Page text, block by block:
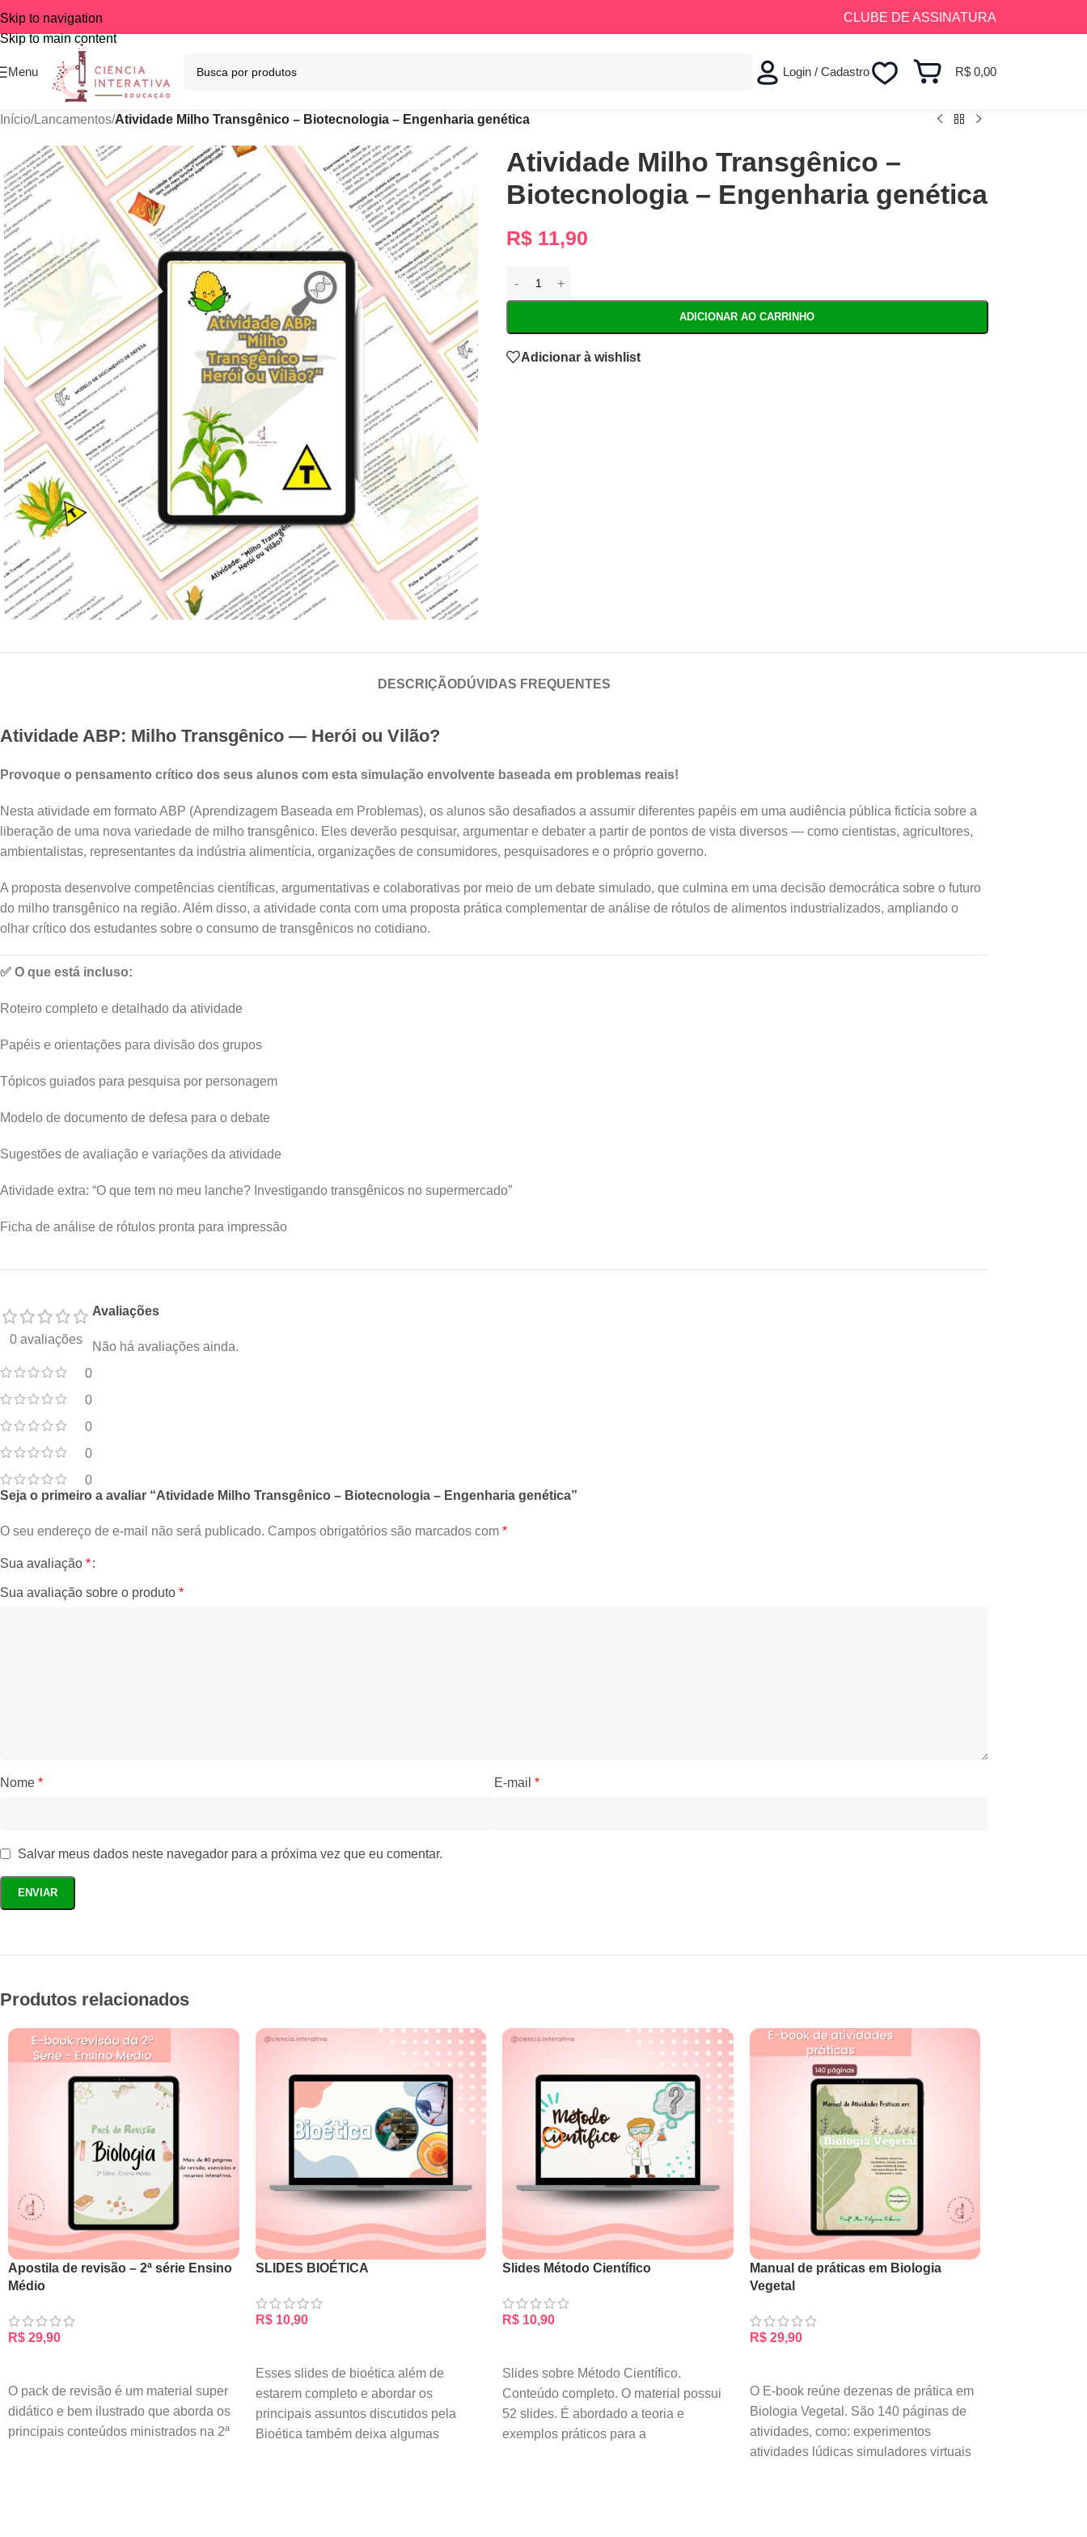
Skip to navigation
Skip to main content
CLUBE DE ASSINATURA
Menu Login / Cadastro R$ 0,00
Início/Lancamentos/Atividade Milho Transgênico – Biotecnologia – Engenharia genética
Atividade Milho Transgênico –
Biotecnologia – Engenharia genética
R$11,90
ADICIONAR AO CARRINHO
Adicionar à wishlist
DESCRIÇÃODÚVIDAS FREQUENTES
Atividade ABP: Milho Transgênico — Herói ou Vilão?
Provoque o pensamento crítico dos seus alunos com esta simulação envolvente baseada em problemas reais!
Nesta atividade em formato ABP (Aprendizagem Baseada em Problemas), os alunos são desafiados a assumir diferentes papéis em uma audiência pública fictícia sobre a
liberação de uma nova variedade de milho transgênico. Eles deverão pesquisar, argumentar e debater a partir de pontos de vista diversos — como cientistas, agricultores,
ambientalistas, representantes da indústria alimentícia, organizações de consumidores, pesquisadores e o próprio governo.
A proposta desenvolve competências científicas, argumentativas e colaborativas por meio de um debate simulado, que culmina em uma decisão democrática sobre o futuro
do milho transgênico na região. Além disso, a atividade conta com uma proposta prática complementar de análise de rótulos de alimentos industrializados, ampliando o
olhar crítico dos estudantes sobre o consumo de transgênicos no cotidiano.
✅ O que está incluso:
Roteiro completo e detalhado da atividade
Papéis e orientações para divisão dos grupos
Tópicos guiados para pesquisa por personagem
Modelo de documento de defesa para o debate
Sugestões de avaliação e variações da atividade
Atividade extra: “O que tem no meu lanche? Investigando transgênicos no supermercado”
Ficha de análise de rótulos pronta para impressão
0 avaliações
0
0
0
0
0
Avaliações
Não há avaliações ainda.
Seja o primeiro a avaliar “Atividade Milho Transgênico – Biotecnologia – Engenharia genética”
O seu endereço de e-mail não será publicado. Campos obrigatórios são marcados com *
Sua avaliação *
Sua avaliação sobre o produto *
Nome * E-mail *
Salvar meus dados neste navegador para a próxima vez que eu comentar.
Produtos relacionados
Apostila de revisão – 2ª série Ensino
Médio
R$ 29,90
O pack de revisão é um material super
didático e bem ilustrado que aborda os
principais conteúdos ministrados na 2ª
SLIDES BIOÉTICA
R$10,90
Esses slides de bioética além de
estarem completo e abordar os
principais assuntos discutidos pela
Bioética também deixa algumas
Slides Método Científico
R$ 10,90
Slides sobre Método Científico.
Conteúdo completo. O material possui
52 slides. É abordado a teoria e
exemplos práticos para a
Manual de práticas em Biologia
Vegetal
R$29,90
O E-book reúne dezenas de prática em
Biologia Vegetal. São 140 páginas de
atividades, como: experimentos
atividades lúdicas simuladores virtuais